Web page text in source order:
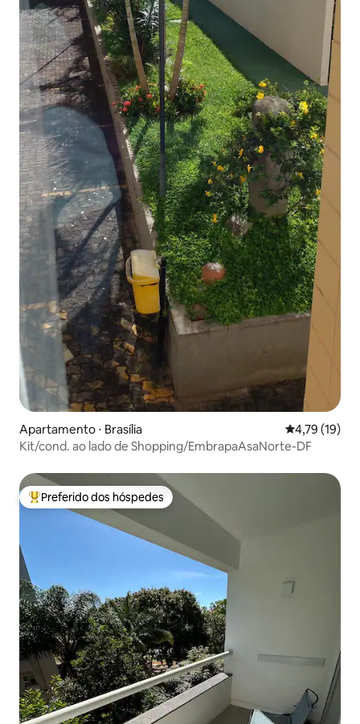
Apartamento ⋅ Brasília 4,79 de uma
4,79 (19)
Kit/cond. ao lado de Shopping/EmbrapaAsaNorte-DF
Entre os melhores preferidos dos hóspedes
Preferido dos hóspedes